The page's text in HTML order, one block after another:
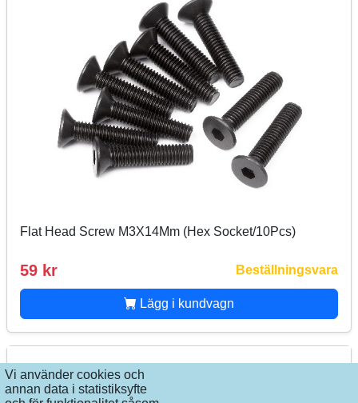
Vi använder cookies och
annan data i statistiksyfte
Flat Head Screw M3X14Mm (Hex Socket/10Pcs)
59 kr Beställningsvara
Lägg i kundvagn